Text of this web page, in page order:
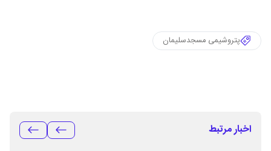
پتروشیمی مسجدسلیمان
اخبار مرتبط